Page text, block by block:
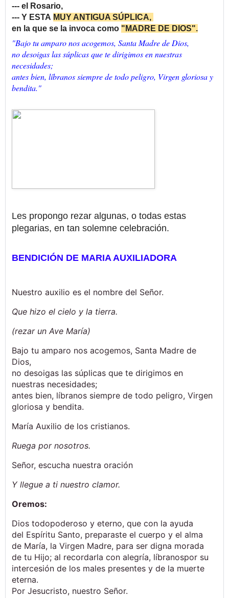
--- el Rosario,
--- Y ESTA MUY ANTIGUA SÚPLICA,
en la que se la invoca como "MADRE DE DIOS".
"Bajo tu amparo nos acogemos, Santa Madre de Dios,
no desoigas las súplicas que te dirigimos en nuestras
necesidades;
antes bien, líbranos siempre de todo peligro, Virgen gloriosa y
bendita."
Les propongo rezar algunas, o todas estas
plegarias, en tan solemne celebración.
BENDICIÓN DE MARIA AUXILIADORA
Nuestro auxilio es el nombre del Señor.
Que hizo el cielo y la tierra.
(rezar un Ave María)
Bajo tu amparo nos acogemos, Santa Madre de
Dios,
no desoigas las súplicas que te dirigimos en
nuestras necesidades;
antes bien, líbranos siempre de todo peligro, Virgen
gloriosa y bendita.
María Auxilio de los cristianos.
Ruega por nosotros.
Señor, escucha nuestra oración
Y llegue a ti nuestro clamor.
Oremos:
Dios todopoderoso y eterno, que con la ayuda
del Espíritu Santo, preparaste el cuerpo y el alma
de María, la Virgen Madre, para ser digna morada
de tu Hijo; al recordarla con alegría, líbranospor su
intercesión de los males presentes y de la muerte
eterna.
Por Jesucristo, nuestro Señor.